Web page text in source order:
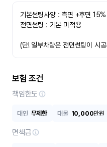
기본썬팅사양 : 측면 +후면 15%
전면썬팅 : 기본 미적용
(단! 일부차량은 전면썬팅이 시
보험 조건
책임한도
대인 무제한 대물 10,000만원
면책금